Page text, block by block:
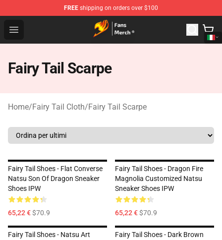
FREE shipping on orders over $100
Open menu
Fairy Tail Store - Official Fairy Tail Merchandise Shop
Fairy Tail Scarpe
Home/Fairy Tail Cloth/Fairy Tail Scarpe
Fairy Tail Shoes - Flat Converse
Natsu Son Of Dragon Sneaker
Shoes IPW
65,22 €$70.9
Fairy Tail Shoes - Dragon Fire
Magnolia Customized Natsu
Sneaker Shoes IPW
65,22 €$70.9
Fairy Tail Shoes - Natsu Art
Fairy Tail Shoes - Dark Brown